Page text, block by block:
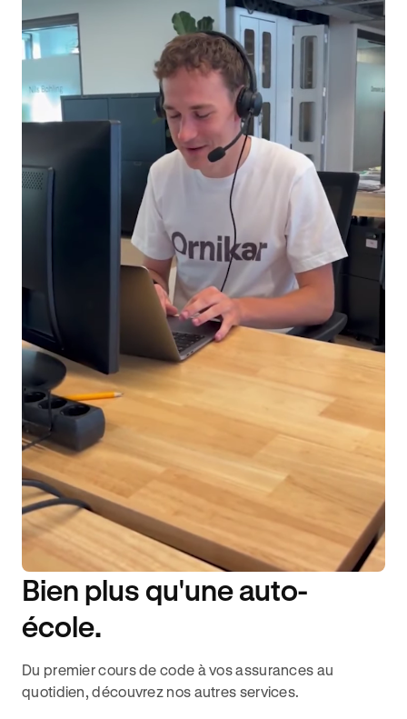
DISPONIBILITÉ 6J/7
Bien plus qu'une auto-
école.
Du premier cours de code à vos assurances au
quotidien, découvrez nos autres services.